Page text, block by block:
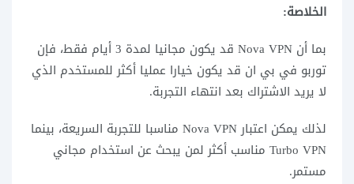
الخلاصة:
بما أن Nova VPN قد يكون مجانيا لمدة 3 أيام فقط، فإن
توربو في بي ان قد يكون خيارا عمليا أكثر للمستخدم الذي
لا يريد الاشتراك بعد انتهاء التجربة.
لذلك يمكن اعتبار Nova VPN مناسبا للتجربة السريعة، بينما
Turbo VPN مناسب أكثر لمن يبحث عن استخدام مجاني
مستمر.